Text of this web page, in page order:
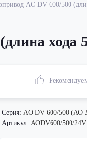
AO DV 600/500
хода
Серия: AO DV 600/500 (АО
Артикул: AODV600/500/24V